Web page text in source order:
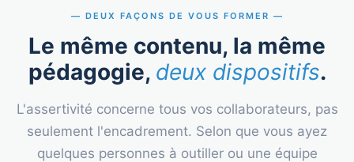
DEUX FAÇONS DE VOUS FORMER
Le même contenu, la même
pédagogie, deux dispositifs.
L'assertivité concerne tous vos collaborateurs, pas
seulement l'encadrement. Selon que vous ayez
quelques personnes à outiller ou une équipe